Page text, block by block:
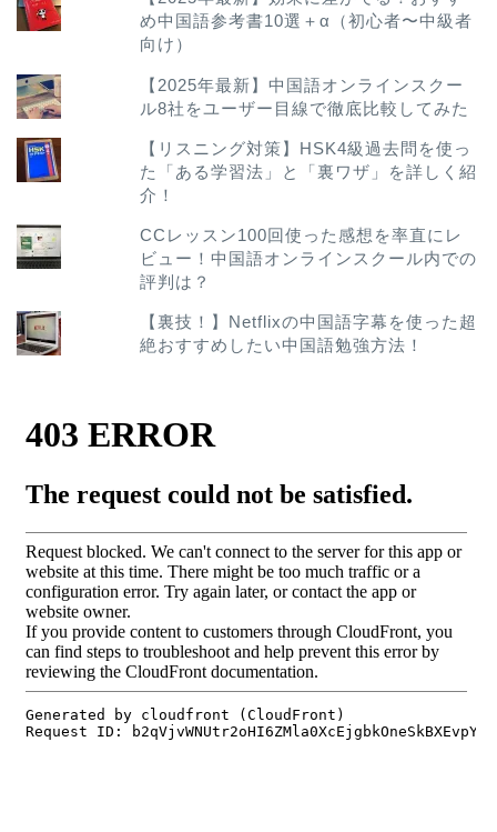
め中国語参考書10選＋α（初心者〜中級者
向け）
【2025年最新】中国語オンラインスクー
ル8社をユーザー目線で徹底比較してみた
【リスニング対策】HSK4級過去問を使っ
た「ある学習法」と「裏ワザ」を詳しく紹
介！
CCレッスン100回使った感想を率直にレ
ビュー！中国語オンラインスクール内での
評判は？
【裏技！】Netflixの中国語字幕を使った超
絶おすすめしたい中国語勉強方法！